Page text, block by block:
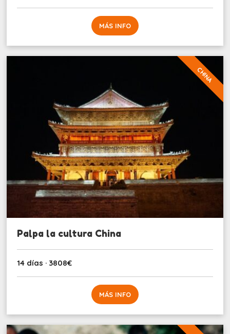
MÁS INFO
CHINA
Palpa la cultura China
14 días · 3808€
MÁS INFO